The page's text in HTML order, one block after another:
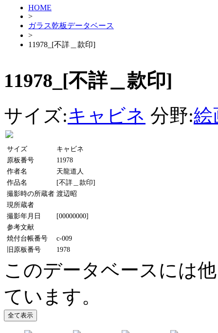
HOME
>
ガラス乾板データベース
>
11978_[不詳＿款印]
11978_[不詳＿款印]
サイズ:キャビネ 分野:絵
サイズ
キャビネ
原板番号
11978
作者名
天龍道人
作品名
[不詳＿款印]
撮影時の所蔵者 渡辺昭
現所蔵者
撮影年月日
[00000000]
参考文献
焼付台帳番号
c-009
旧原板番号
1978
このデータベースには
ています。